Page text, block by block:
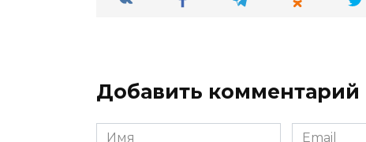
Добавить комментарий
Имя
Email